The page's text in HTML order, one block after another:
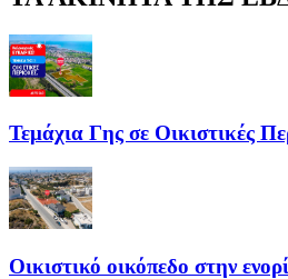
Τεμάχια Γης σε Οικιστικές
Οικιστικό οικόπεδο στην